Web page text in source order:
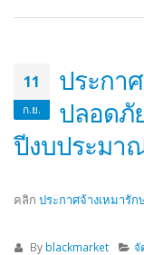
11
ก.ย.
ประกา
ปลอดภั
ปีงบประมา
คลิก ประกาศจ้างเหมารั
By blackmarket จั